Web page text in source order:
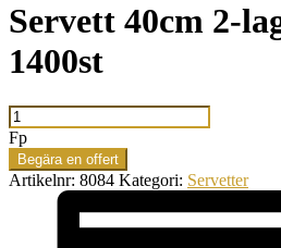
Servett 40cm 2-
1400st
Servett
40cm
2-
lag
mörkblå
Fp
Begära en offert
Artikelnr: 8084 Kategori: Servetter